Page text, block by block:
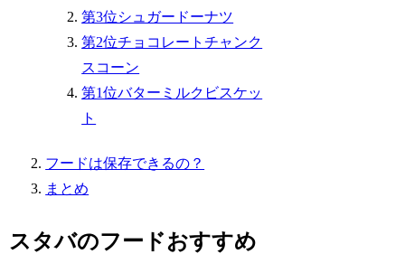
第3位シュガードーナツ
第2位チョコレートチャンク
スコーン
第1位バターミルクビスケッ
ト
フードは保存できるの？
まとめ
スタバのフードおすすめ